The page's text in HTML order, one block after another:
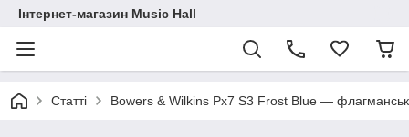
Інтернет-магазин Music Hall
Статті Bowers & Wilkins Px7 S3 Frost Blue —